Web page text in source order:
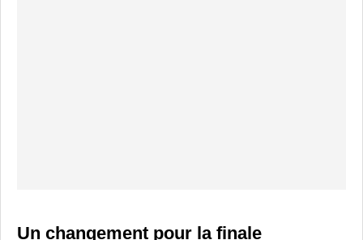
Un changement pour la finale